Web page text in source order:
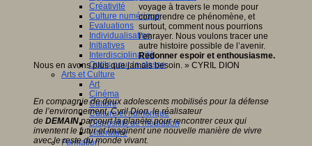
Créativité
Culture numérique
Evaluations
Individualisation
Initiatives
Interdisciplinarité
Outils pour la classe
Arts et Culture
Art
Cinéma
Culture
Culture et numérique
Dispositifs de médiation
Littérature
Formation
voyage à travers le monde pour
comprendre ce phénomène, et
surtout, comment nous pourrions
l’enrayer. Nous voulons tracer une
autre histoire possible de l’avenir.
Redonner espoir et enthousiasme.
Nous en avons plus que jamais besoin. » CYRIL DION
En compagnie de deux adolescents mobilisés pour la défense
de l’environnement, Cyril Dion, le réalisateur
de DEMAINparcourt la planète pour rencontrer ceux qui
inventent le futur et imaginent une nouvelle manière de vivre
avec le reste du monde vivant.